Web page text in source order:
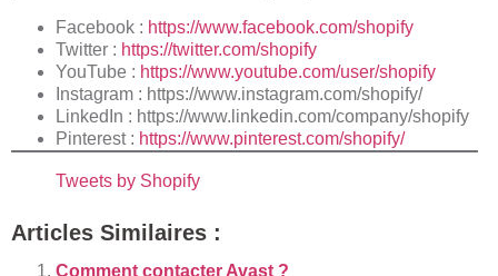
Facebook : https://www.facebook.com/shopify
Twitter : https://twitter.com/shopify
YouTube : https://www.youtube.com/user/shopify
Instagram : https://www.instagram.com/shopify/
LinkedIn : https://www.linkedin.com/company/shopify
Pinterest : https://www.pinterest.com/shopify/
Tweets by Shopify
Articles Similaires :
Comment contacter Avast ?